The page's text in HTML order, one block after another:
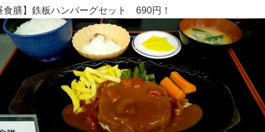
食膳】鉄板ハンバーグセット 690円！